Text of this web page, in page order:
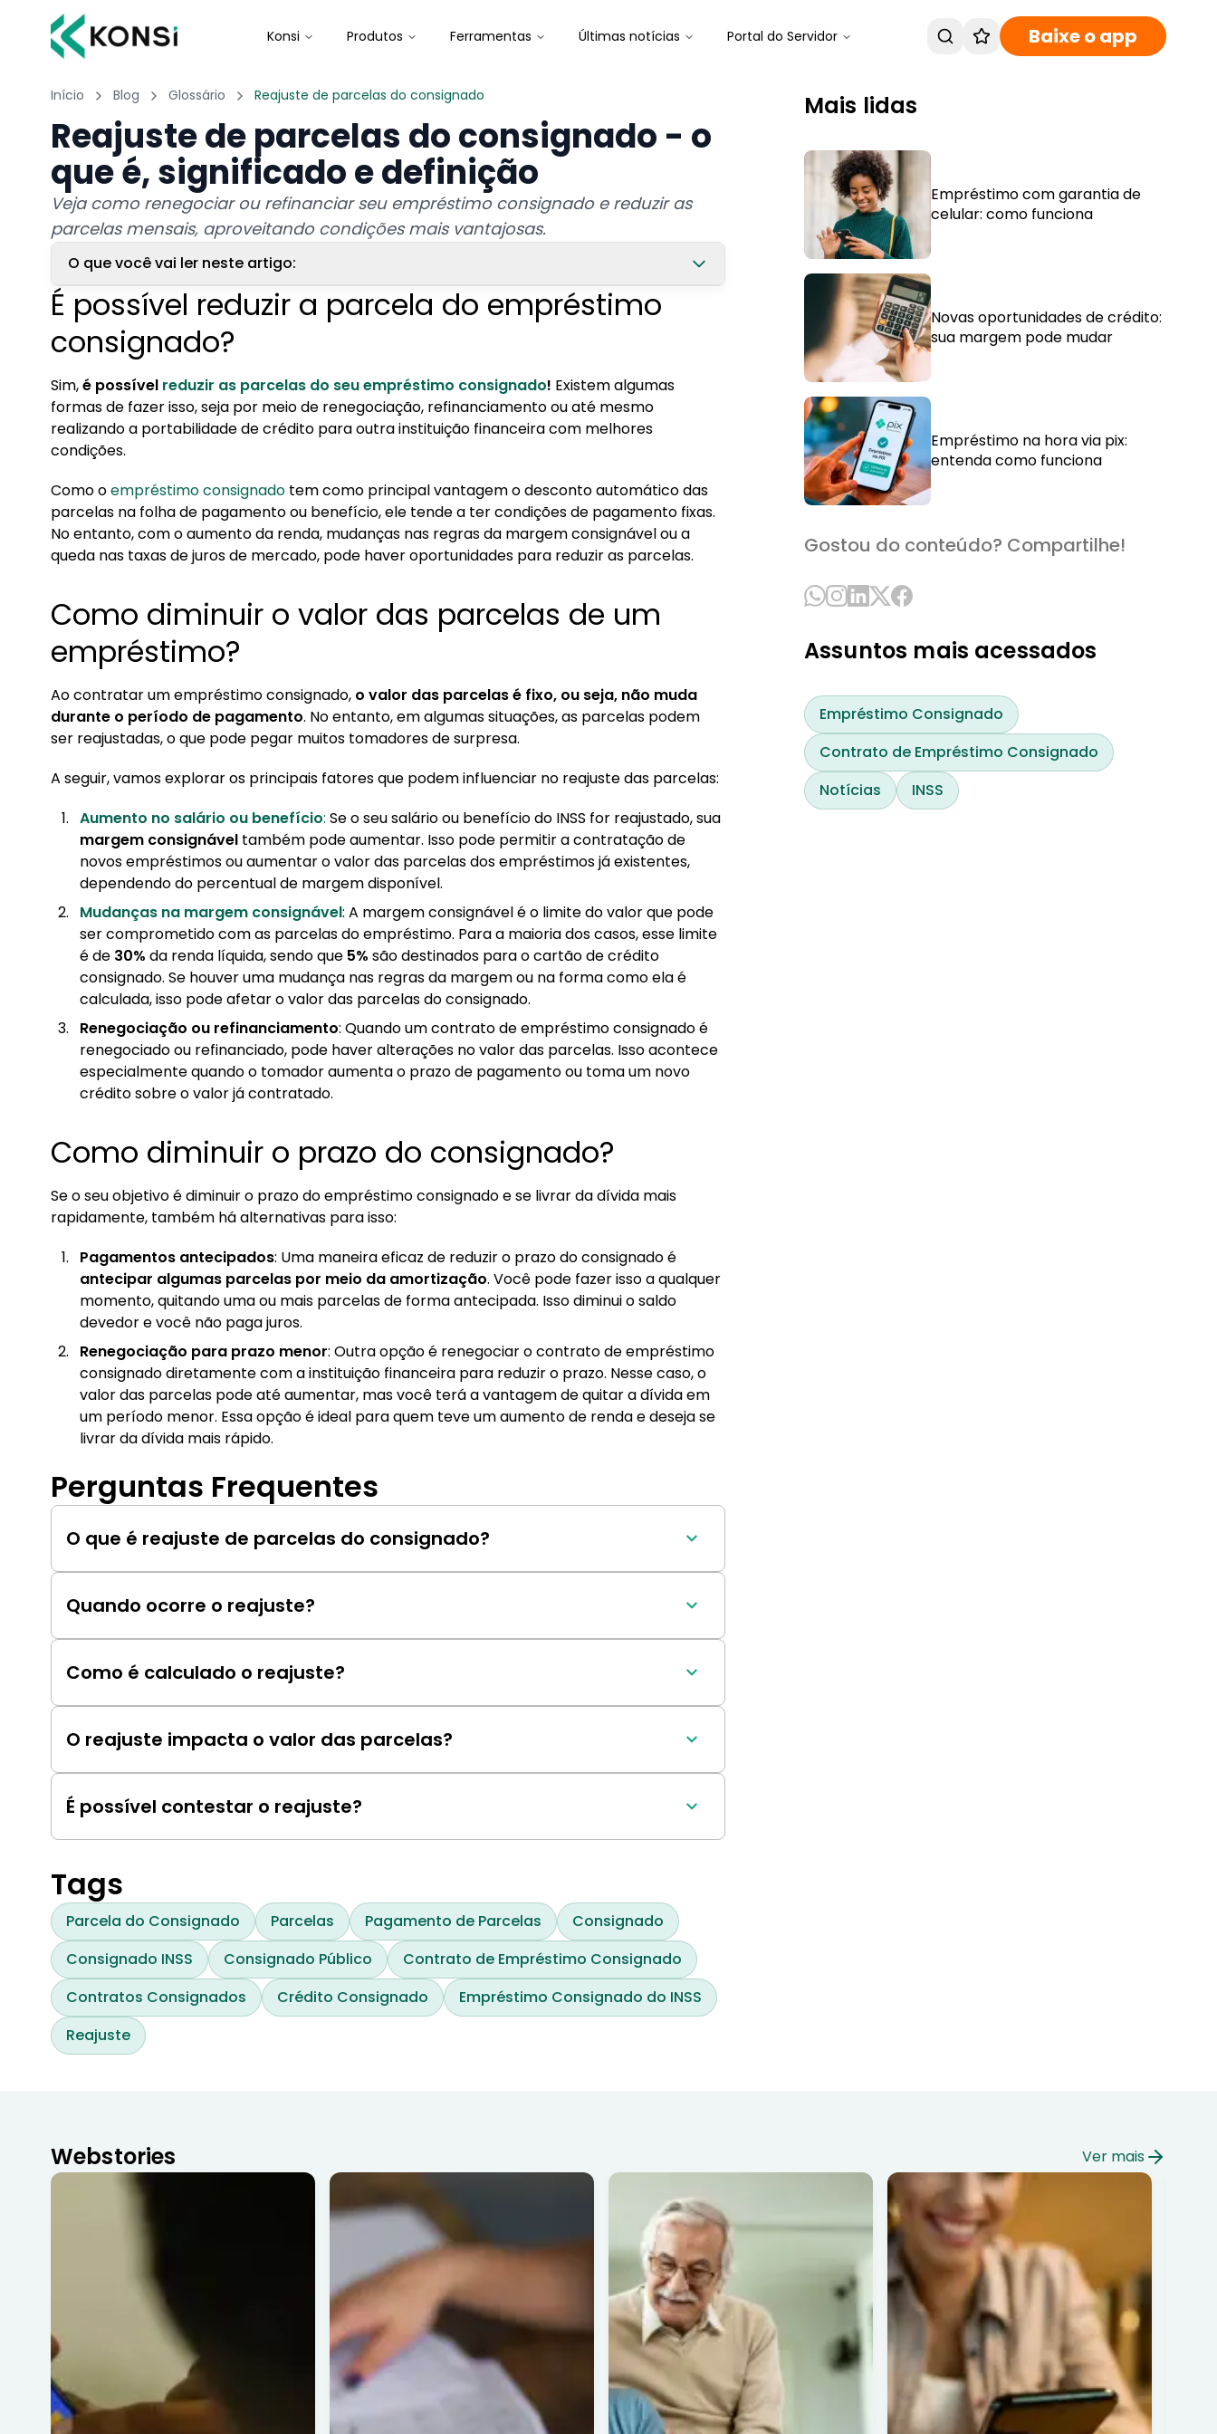
Konsi Produtos Ferramentas Últimas notícias Portal do Servidor Baixe o app
Início Blog Glossário Reajuste de parcelas do consignado
Reajuste de parcelas do consignado - o
que é, significado e definição
Veja como renegociar ou refinanciar seu empréstimo consignado e reduzir as
parcelas mensais, aproveitando condições mais vantajosas.
O que você vai ler neste artigo:
1. É possível reduzir a parcela do empréstimo consignado?
2. Como diminuir o valor das parcelas de um empréstimo?
3. Como diminuir o prazo do consignado?
É possível reduzir a parcela do empréstimo
consignado?
Sim,é possível reduzir as parcelas do seu empréstimo consignado! Existem algumas
formas de fazer isso, seja por meio de renegociação, refinanciamento ou até mesmo
realizando a portabilidade de crédito para outra instituição financeira com melhores
condições.
Como oempréstimo consignado tem como principal vantagem o desconto automático das
parcelas na folha de pagamento ou benefício, ele tende a ter condições de pagamento fixas.
No entanto, com o aumento da renda, mudanças nas regras da margem consignável ou a
queda nas taxas de juros de mercado, pode haver oportunidades para reduzir as parcelas.
Como diminuir o valor das parcelas de um
empréstimo?
Ao contratar um empréstimo consignado, o valor das parcelas é fixo, ou seja, não muda
durante o período de pagamento. No entanto, em algumas situações, as parcelas podem
ser reajustadas, o que pode pegar muitos tomadores de surpresa.
A seguir, vamos explorar os principais fatores que podem influenciar no reajuste das parcelas:
Aumento no salário ou benefício: Se o seu salário ou benefício do INSS for reajustado, sua
margem consignável também pode aumentar. Isso pode permitir a contratação de
novos empréstimos ou aumentar o valor das parcelas dos empréstimos já existentes,
dependendo do percentual de margem disponível.
Mudanças na margem consignável: A margem consignável é o limite do valor que pode
ser comprometido com as parcelas do empréstimo. Para a maioria dos casos, esse limite
é de 30% da renda líquida, sendo que 5% são destinados para o cartão de crédito
consignado. Se houver uma mudança nas regras da margem ou na forma como ela é
calculada, isso pode afetar o valor das parcelas do consignado.
Renegociação ou refinanciamento: Quando um contrato de empréstimo consignado é
renegociado ou refinanciado, pode haver alterações no valor das parcelas. Isso acontece
especialmente quando o tomador aumenta o prazo de pagamento ou toma um novo
crédito sobre o valor já contratado.
Como diminuir o prazo do consignado?
Se o seu objetivo é diminuir o prazo do empréstimo consignado e se livrar da dívida mais
rapidamente, também há alternativas para isso:
Pagamentos antecipados: Uma maneira eficaz de reduzir o prazo do consignado é
antecipar algumas parcelas por meio da amortização. Você pode fazer isso a qualquer
momento, quitando uma ou mais parcelas de forma antecipada. Isso diminui o saldo
devedor e você não paga juros.
Renegociação para prazo menor: Outra opção é renegociar o contrato de empréstimo
consignado diretamente com a instituição financeira para reduzir o prazo. Nesse caso, o
valor das parcelas pode até aumentar, mas você terá a vantagem de quitar a dívida em
um período menor. Essa opção é ideal para quem teve um aumento de renda e deseja se
livrar da dívida mais rápido.
Perguntas Frequentes
O que é reajuste de parcelas do consignado?
É a revisão do valor das parcelas do empréstimo consignado, que pode ocorrer
Quando ocorre o reajuste?
Normalmente, o reajuste é feito anualmente, na data de aniversário do contrato.
Como é calculado o reajuste?
O índice de reajuste é definido no contrato e pode ser o INPC (Índice Nacional de Preços
O reajuste impacta o valor das parcelas?
Sim, o reajuste pode alterar o valor das parcelas, aumentando ou diminuindo.
É possível contestar o reajuste?
Sim, é possível contestar o reajuste caso haja divergências no cálculo ou se o índice
Tags
Parcela do Consignado Parcelas Pagamento de Parcelas
Consignado
Consignado INSS
Consignado Público
Contrato de Empréstimo Consignado
Contratos Consignados
Crédito Consignado
Empréstimo Consignado do INSS
Reajuste
Mais lidas
Empréstimo com garantia de
celular: como funciona
Novas oportunidades de crédito:
sua margem pode mudar
Empréstimo na hora via pix:
entenda como funciona
Gostou do conteúdo? Compartilhe!
Assuntos mais acessados
Empréstimo Consignado
Contrato de Empréstimo Consignado
Notícias
INSS
Webstories Ver mais